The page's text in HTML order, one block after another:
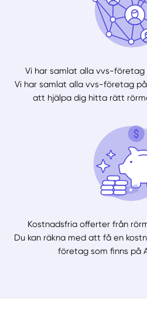
Vi har samlat alla vvs-företag
Vi har samlat alla vvs-företag
att hjälpa dig hitta rätt
Kostnadsfria offerter från
Du kan räkna med att få en
företag som finns på